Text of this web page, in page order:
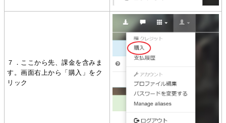
７．ここから先、課金を含みま
す。画面右上から「購入」をク
リック